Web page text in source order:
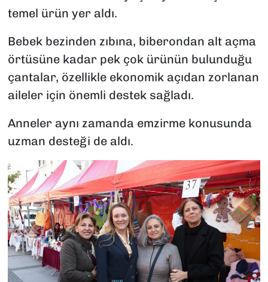
temel ürün yer aldı.
Bebek bezinden zıbına, biberondan alt açma
örtüsüne kadar pek çok ürünün bulunduğu
çantalar, özellikle ekonomik açıdan zorlanan
aileler için önemli destek sağladı.
Anneler aynı zamanda emzirme konusunda
uzman desteği de aldı.